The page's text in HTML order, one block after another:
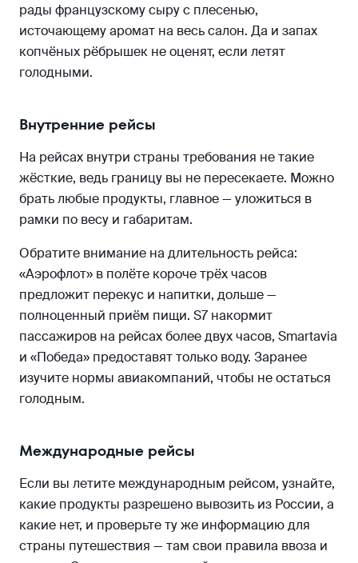
рады французскому сыру с плесенью,
источающему аромат на весь салон. Да и запах
копчёных рёбрышек не оценят, если летят
голодными.
Внутренние рейсы
На рейсах внутри страны требования не такие
жёсткие, ведь границу вы не пересекаете. Можно
брать любые продукты, главное — уложиться в
рамки по весу и габаритам.
Обратите внимание на длительность рейса:
«Аэрофлот» в полёте короче трёх часов
предложит перекус и напитки, дольше —
полноценный приём пищи. S7 накормит
пассажиров на рейсах более двух часов, Smartavia
и «Победа» предоставят только воду. Заранее
изучите нормы авиакомпаний, чтобы не остаться
голодным.
Международные рейсы
Если вы летите международным рейсом, узнайте,
какие продукты разрешено вывозить из России, а
какие нет, и проверьте ту же информацию для
страны путешествия — там свои правила ввоза и